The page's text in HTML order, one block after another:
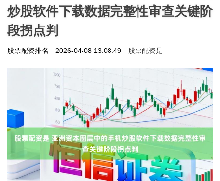
炒股软件下载数据完整性审查关键阶
段拐点判
股票配资排名 2026-04-08 13:08:49 股票配资是